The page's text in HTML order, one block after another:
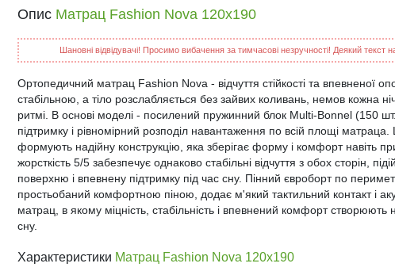
Опис Матрац Fashion Nova 120x190
Шановні відвідувачі! Просимо вибачення за тимчасові незручності! Деякий текст
Ортопедичний матрац Fashion Nova - відчуття стійкості та впевненої
стабільною, а тіло розслабляється без зайвих коливань, немов кожна
ритмі. В основі моделі - посилений пружинний блок Multi-Bonnel (150
підтримку і рівномірний розподіл навантаження по всій площі
формують надійну конструкцію, яка зберігає форму і комфорт навіть
жорсткість 5/5 забезпечує однаково стабільні відчуття з обох сторін,
поверхню і впевнену підтримку під час сну. Пінний євроборт по
простьобаний комфортною піною, додає м'який тактильний контакт і
матрац, в якому міцність, стабільність і впевнений комфорт створюють
сну.
Характеристики Матрац Fashion Nova 120x190